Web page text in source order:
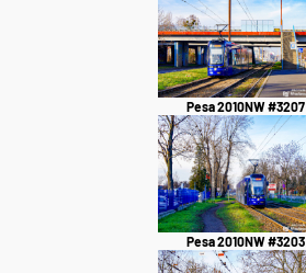
Pesa 2010NW #3207
Pesa 2010NW #3203